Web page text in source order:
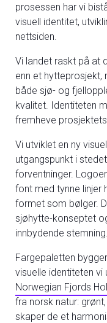
prosessen har vi
visuell identitet,
nettsiden.
Vi landet raskt på at
enn et hytteprosjekt,
både sjø- og
kvalitet. Identiteten
fremheve
Vi utviklet en ny
utgangspunkt i
forventninger.
font med tynne linjer
formet som bølger.
sjøhytte-konseptet
innbydende stemning.
Fargepaletten
visuelle identiteten vi
Norwegian Fjords
fra norsk natur:
skaper de et